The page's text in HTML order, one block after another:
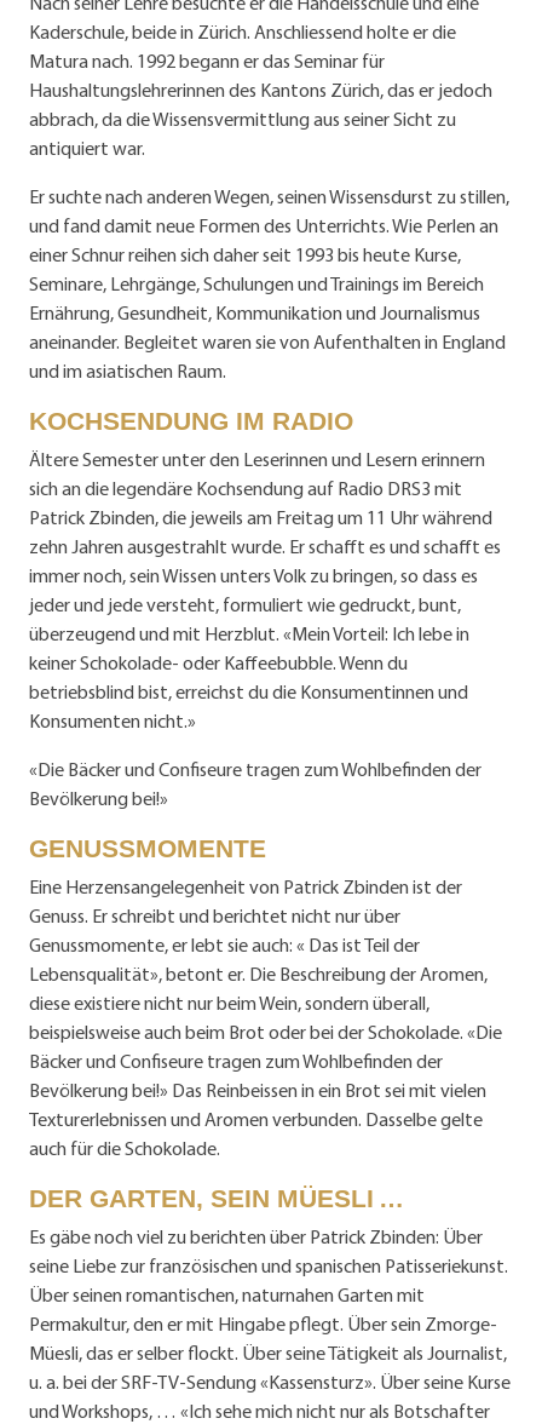
Kaderschule, beide in Zürich. Anschliessend holte er die
Matura nach. 1992 begann er das Seminar für
Haushaltungslehrerinnen des Kantons Zürich, das er jedoch
abbrach, da die Wissensvermittlung aus seiner Sicht zu
antiquiert war.
Er suchte nach anderen Wegen, seinen Wissensdurst zu stillen,
und fand damit neue Formen des Unterrichts. Wie Perlen an
einer Schnur reihen sich daher seit 1993 bis heute Kurse,
Seminare, Lehrgänge, Schulungen und Trainings im Bereich
Ernährung, Gesundheit, Kommunikation und Journalismus
aneinander. Begleitet waren sie von Aufenthalten in England
und im asiatischen Raum.
KOCHSENDUNG IM RADIO
Ältere Semester unter den Leserinnen und Lesern erinnern
sich an die legendäre Kochsendung auf Radio DRS3 mit
Patrick Zbinden, die jeweils am Freitag um 11 Uhr während
zehn Jahren ausgestrahlt wurde. Er schafft es und schafft es
immer noch, sein Wissen unters Volk zu bringen, so dass es
jeder und jede versteht, formuliert wie gedruckt, bunt,
überzeugend und mit Herzblut. «Mein Vorteil: Ich lebe in
keiner Schokolade- oder Kaffeebubble. Wenn du
betriebsblind bist, erreichst du die Konsumentinnen und
Konsumenten nicht.»
«Die Bäcker und Confiseure tragen zum Wohlbefinden der
Bevölkerung bei!»
GENUSSMOMENTE
Eine Herzensangelegenheit von Patrick Zbinden ist der
Genuss. Er schreibt und berichtet nicht nur über
Genussmomente, er lebt sie auch: « Das ist Teil der
Lebensqualität», betont er. Die Beschreibung der Aromen,
diese existiere nicht nur beim Wein, sondern überall,
beispielsweise auch beim Brot oder bei der Schokolade. «Die
Bäcker und Confiseure tragen zum Wohlbefinden der
Bevölkerung bei!» Das Reinbeissen in ein Brot sei mit vielen
Texturerlebnissen und Aromen verbunden. Dasselbe gelte
auch für die Schokolade.
DER GARTEN, SEIN MÜESLI …
Es gäbe noch viel zu berichten über Patrick Zbinden: Über
seine Liebe zur französischen und spanischen Patisseriekunst.
Über seinen romantischen, naturnahen Garten mit
Permakultur, den er mit Hingabe pflegt. Über sein Zmorge-
Müesli, das er selber flockt. Über seine Tätigkeit als Journalist,
u. a. bei der SRF-TV-Sendung «Kassensturz». Über seine Kurse
und Workshops, … «Ich sehe mich nicht nur als Botschafter